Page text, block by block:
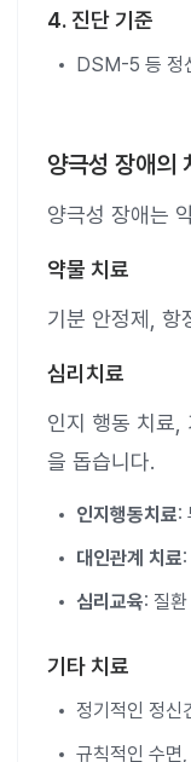
4. 진단 기준
DSM-5 등 정
양극성 장애의
양극성 장애는
약물 치료
기분 안정제, 항
심리치료
인지 행동 치료,
을 돕습니다.
인지행동치료:
대인관계 치료
심리교육: 질
기타 치료
정기적인 정신
규칙적인 수면